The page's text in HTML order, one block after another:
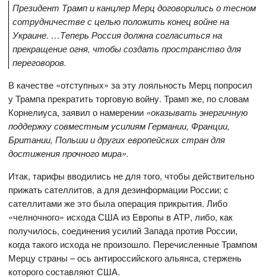
Президент Трамп и канцлер Мерц договорились о тесном
сотрудничестве с целью положить конец войне на
Украине. …Теперь Россия должна согласиться на
прекращение огня, чтобы создать пространство для
переговоров.
В качестве «отступных» за эту лояльность Мерц попросил
у Трампа прекратить торговую войну. Трамп же, по словам
Корнелиуса, заявил о намерении «оказывать энергичную
поддержку совместным усилиям Германии, Франции,
Британии, Польши и других европейских стран для
достижения прочного мира».
Итак, тарифы вводились не для того, чтобы действительно
прижать сателлитов, а для дезинформации России; с
сателлитами же это была операция прикрытия. Либо
«челночного» исхода США из Европы в АТР, либо, как
получилось, соединения усилий Запада против России,
когда такого исхода не произошло. Перечисленные Трампом
Мерцу страны – ось антироссийского альянса, стержень
которого составляют США.